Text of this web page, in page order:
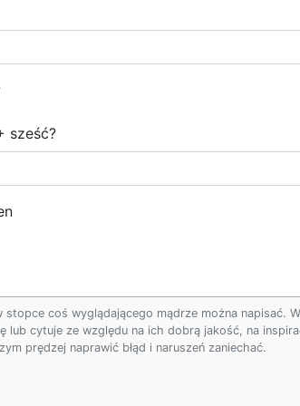
sześć?
stopce coś wyglądającego mądrze można napisać.
lub cytuje ze względu na ich dobrą jakość, na
prędzej naprawić błąd i naruszeń zaniechać.